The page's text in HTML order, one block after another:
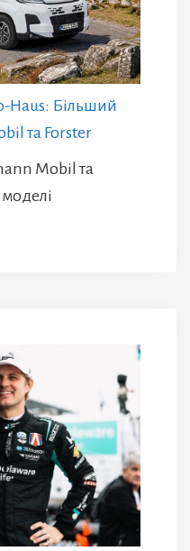
Haus: Більший
та Forster
Mobil та